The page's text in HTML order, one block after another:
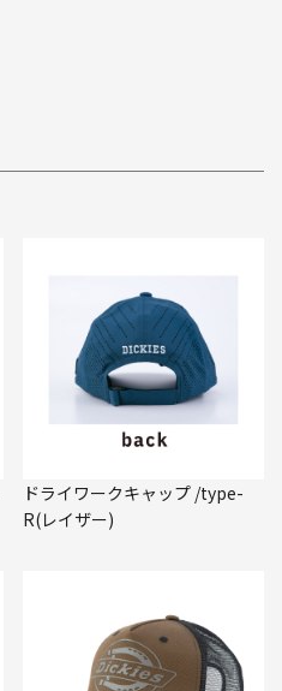
ドライワークキャップ /type-
R(レイザー)